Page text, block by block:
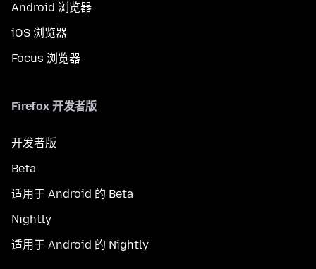
Android 浏览器
iOS 浏览器
Focus 浏览器
Firefox 开发者版
开发者版
Beta
适用于 Android 的 Beta
Nightly
适用于 Android 的 Nightly